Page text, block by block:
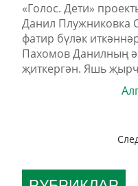
«Голос. Дети»
Данил Плужниковка
фатир бүләк
Пахомов Данилның
җиткергән. Яшь